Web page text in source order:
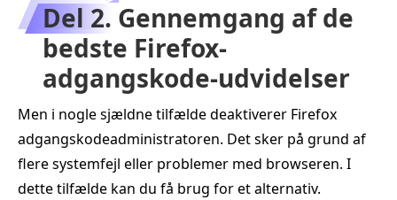
Del 2. Gennemgang af de
bedste Firefox-
adgangskode-udvidelser
Men i nogle sjældne tilfælde deaktiverer Firefox
adgangskodeadministratoren. Det sker på grund af
flere systemfejl eller problemer med browseren. I
dette tilfælde kan du få brug for et alternativ.